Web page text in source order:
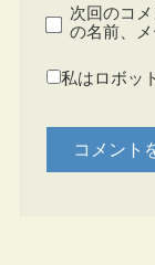
次回のコ
の名前、
私はロボッ